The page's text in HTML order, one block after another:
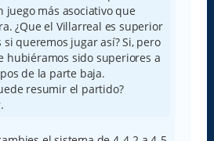
juego más asociativo que
¿Que el Villarreal es superior
si queremos jugar así? Si, pero
hubiéramos sido superiores a
de la parte baja.
resumir el partido?